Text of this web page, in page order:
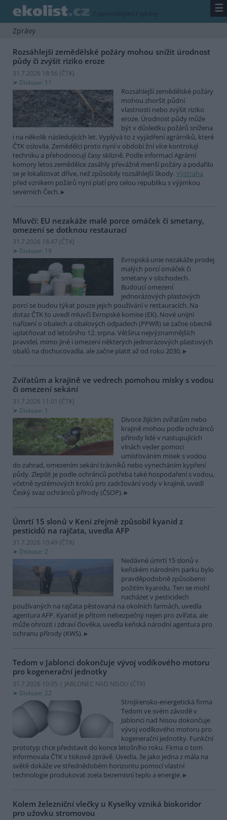
/ zpravodajství / zprávy ☰
Zprávy
Rozsáhlejší zemědělské požáry mohou snížit úrodnost
půdy či zvýšit riziko eroze
31.7.2026 18:56 (ČTK)
Diskuse: 11
Rozsáhlejší zemědělské požáry
mohou zhoršit půdní
vlastnosti nebo zvýšit riziko
eroze. Úrodnost půdy může
být v důsledku požárů snížena
i na několik následujících let. Vyplývá to z vyjádření agrárníků, které
ČTK oslovila. Zemědělci proto nyní v období žní více kontrolují
techniku a přehodnocují časy sklizně. Podle informací Agrární
komory letos zemědělce zasáhly převážně menší požáry a podařilo
se je lokalizovat dříve, než způsobily rozsáhlejší škody. Výstraha
před vznikem požárů nyní platí pro celou republiku s výjimkou
severních Čech.
Mluvčí: EU nezakáže malé porce omáček či smetany,
omezení se dotknou restaurací
31.7.2026 18:47 (ČTK)
Diskuse: 19
Evropská unie nezakáže prodej
malých porcí omáček či
smetany v obchodech.
Budoucí omezení
jednorázových plastových
porcí se budou týkat pouze jejich používání v restauracích. Na
dotaz ČTK to uvedl mluvčí Evropské komise (EK). Nové unijní
nařízení o obalech a obalových odpadech (PPWR) se začne obecně
uplatňovat od letošního 12. srpna. Většina nejvýznamnějších
pravidel, mimo jiné i omezení některých jednorázových plastových
obalů na dochucovadla, ale začne platit až od roku 2030.
Zvířatům a krajině ve vedrech pomohou misky s vodou
či omezení sekání
31.7.2026 11:01 (ČTK)
Diskuse: 1
Divoce žijícím zvířatům nebo
krajině mohou podle ochránců
přírody lidé v nastupujících
vlnách veder pomoci
umísťováním misek s vodou
do zahrad, omezením sekání trávníků nebo vynecháním kypření
půdy. Zlepšit je podle ochránců potřeba také hospodaření s vodou,
včetně systémových kroků pro zadržování vody v krajině, uvedl
Český svaz ochránců přírody (ČSOP).
Úmrtí 15 slonů v Keni zřejmě způsobil kyanid z
pesticidů na rajčata, uvedla AFP
31.7.2026 10:49 (ČTK)
Diskuse: 2
Nedávné úmrtí 15 slonů v
keňském národním parku bylo
pravděpodobně způsobeno
požitím kyanidu. Ten se mohl
nacházet v pesticidech
používaných na rajčata pěstovaná na okolních farmách, uvedla
agentura AFP. Kyanid je přitom nebezpečný nejen pro zvířata, ale
může ohrozit i zdraví člověka, uvedla keňská národní agentura pro
ochranu přírody (KWS).
Tedom v Jablonci dokončuje vývoj vodíkového motoru
pro kogenerační jednotky
31.7.2026 10:05 | JABLONEC NAD NISOU (ČTK)
Diskuse: 22
Strojírensko-energetická firma
Tedom ve svém závodě v
Jablonci nad Nisou dokončuje
vývoj vodíkového motoru pro
kogenerační jednotky. Funkční
prototyp chce představit do konce letošního roku. Firma o tom
informovala ČTK v tiskové zprávě. Uvedla, že jako jedna z mála na
světě dokáže ve střednědobém horizontu pomocí vlastní
technologie produkovat zcela bezemisní teplo a energie.
Kolem železniční vlečky u Kyselky vzniká biokoridor
pro užovku stromovou